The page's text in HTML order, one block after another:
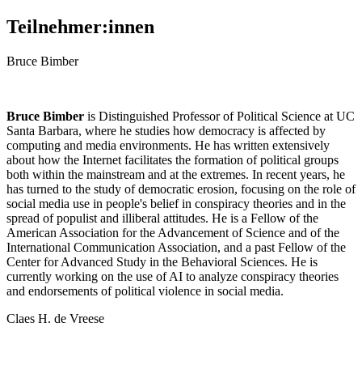
Teilnehmer:innen
Bruce Bimber
Bruce Bimber is Distinguished Professor of Political Science at UC
Santa Barbara, where he studies how democracy is affected by
computing and media environments. He has written extensively
about how the Internet facilitates the formation of political groups
both within the mainstream and at the extremes. In recent years, he
has turned to the study of democratic erosion, focusing on the role of
social media use in people's belief in conspiracy theories and in the
spread of populist and illiberal attitudes. He is a Fellow of the
American Association for the Advancement of Science and of the
International Communication Association, and a past Fellow of the
Center for Advanced Study in the Behavioral Sciences. He is
currently working on the use of AI to analyze conspiracy theories
and endorsements of political violence in social media.
Claes H. de Vreese